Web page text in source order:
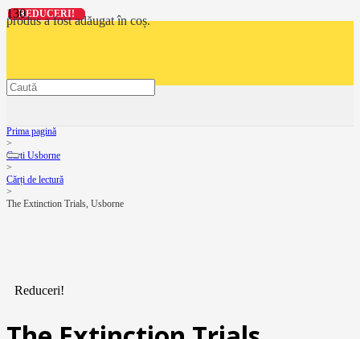
produsa fost adăugat în coș.
Prima pagină
>
Carti Usborne
>
Cărți de lectură
>
The Extinction Trials, Usborne
Reduceri!
REDUCERI!
REDUCERI!
REDUCERI!
REDUCERI!